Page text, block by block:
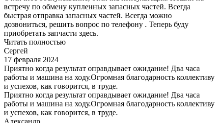
встречу по обмену купленных запасных частей. Всегда
быстрая отправка запасных частей. Всегда можно
дозвониться, решить вопрос по телефону . Теперь буду
приобретать запчасти здесь.
Читать полностью
Сергей
17 февраля 2024
Приятно когда результат оправдывает ожидание! Два часа
работы и машина на ходу.Огромная благодарность коллективу
и успехов, как говорится, в труде.
Приятно когда результат оправдывает ожидание! Два часа
работы и машина на ходу.Огромная благодарность коллективу
и успехов, как говорится, в труде.
Александр